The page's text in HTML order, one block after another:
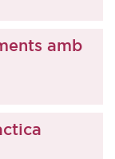
amb